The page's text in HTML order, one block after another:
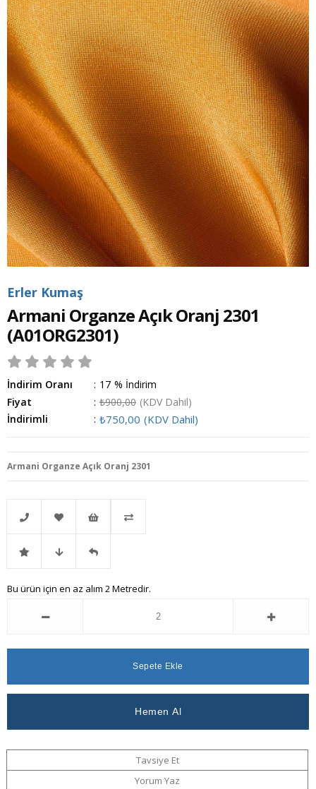
Erler Kumaş
Armani Organze Açık Oranj 2301
(A01ORG2301)
İndirim Oranı : %
17
İndirim
Fiyat
: ₺900,00 (KDV Dahil)
İndirimli
: ₺750,00 (KDV Dahil)
Armani Organze Açık Oranj 2301
Telefonla
Sipariş
Favorilere
Ekle
İstek
Listeme
İndirimli Fiyat
Ver
Gelince
Bu ürün için en az alım 2 Metredir.
Tavsiye Et
Yorum Yaz